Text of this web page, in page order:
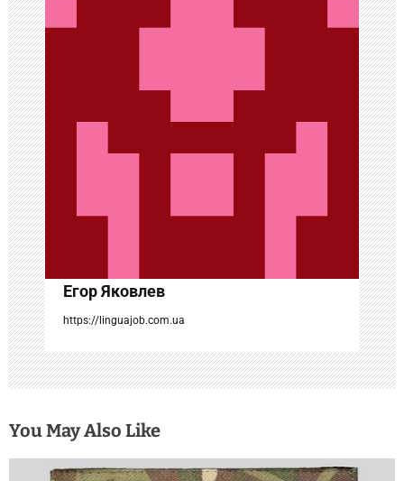
я
п
о
з
а
п
и
с
я
м
Егор Яковлев
https://linguajob.com.ua
You May Also Like